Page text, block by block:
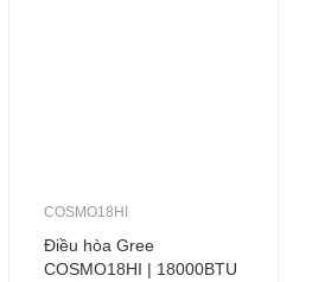
COSMO18HI
Điều hòa Gree
COSMO18HI | 18000BTU